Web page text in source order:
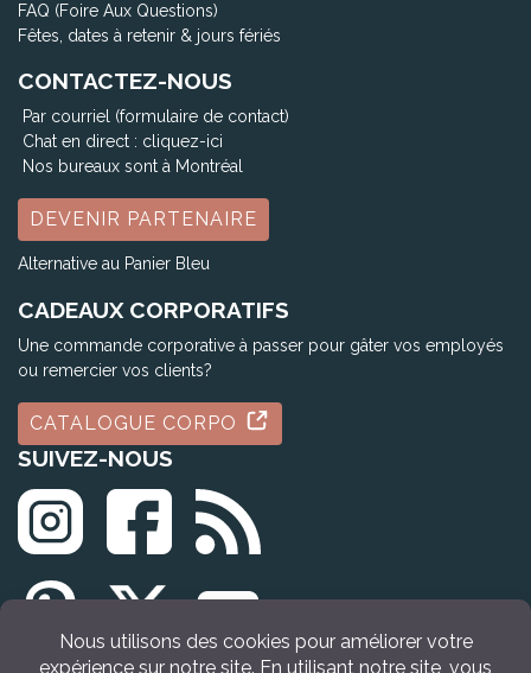
FAQ (Foire Aux Questions)
Fêtes, dates à retenir & jours fériés
CONTACTEZ-NOUS
Par courriel (formulaire de contact)
Chat en direct : cliquez-ici
Nos bureaux sont à Montréal
DEVENIR PARTENAIRE
Alternative au Panier Bleu
CADEAUX CORPORATIFS
Une commande corporative à passer pour gâter vos employés
ou remercier vos clients?
CATALOGUE CORPO
SUIVEZ-NOUS